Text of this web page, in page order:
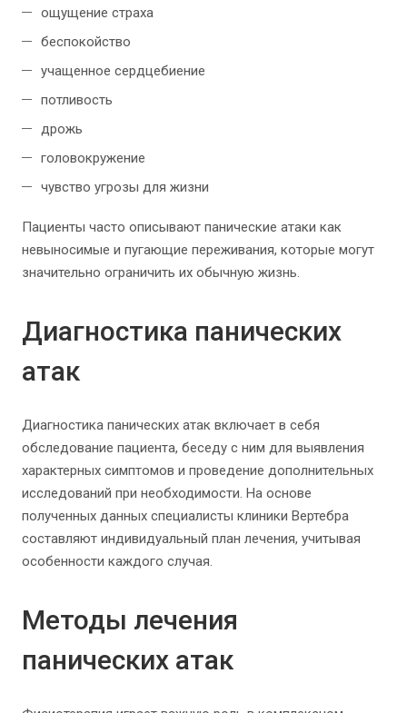
ощущение страха
беспокойство
учащенное сердцебиение
потливость
дрожь
головокружение
чувство угрозы для жизни
Пациенты часто описывают панические атаки как
невыносимые и пугающие переживания, которые могут
значительно ограничить их обычную жизнь.
Диагностика панических
атак
Диагностика панических атак включает в себя
обследование пациента, беседу с ним для выявления
характерных симптомов и проведение дополнительных
исследований при необходимости. На основе
полученных данных специалисты клиники Вертебра
составляют индивидуальный план лечения, учитывая
особенности каждого случая.
Методы лечения
панических атак